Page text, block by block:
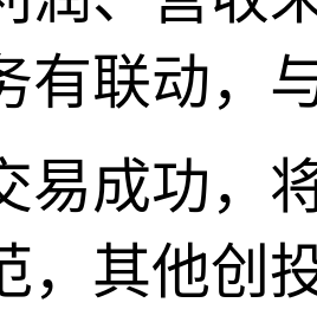
有联动，
易成功，
，其他创